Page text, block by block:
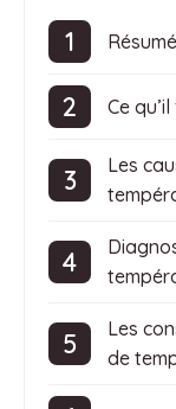
Ce
Les
Les
de